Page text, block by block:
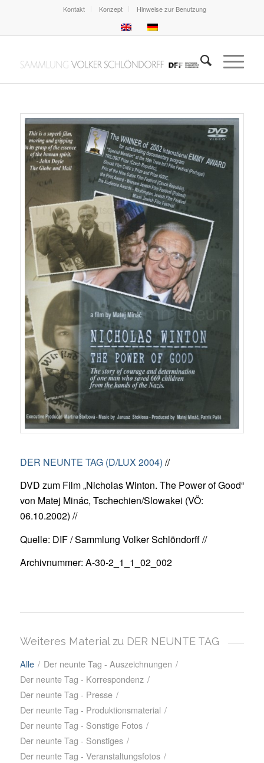
Kontakt Konzept Hinweise zur Benutzung
DER NEUNTE TAG (D/LUX 2004) //
DVD zum Film „Nicholas Winton. The Power of Good“
von Matej Minác, Tschechien/Slowakei (VÖ:
06.10.2002) //
Quelle: DIF / Sammlung Volker Schlöndorff //
Archivnummer: A-30-2_1_1_02_002
Weiteres Material zu DER NEUNTE TAG
Alle / Der neunte Tag - Auszeichnungen /
Der neunte Tag - Korrespondenz /
Der neunte Tag - Presse /
Der neunte Tag - Produktionsmaterial /
Der neunte Tag - Sonstige Fotos /
Der neunte Tag - Sonstiges /
Der neunte Tag - Veranstaltungsfotos /